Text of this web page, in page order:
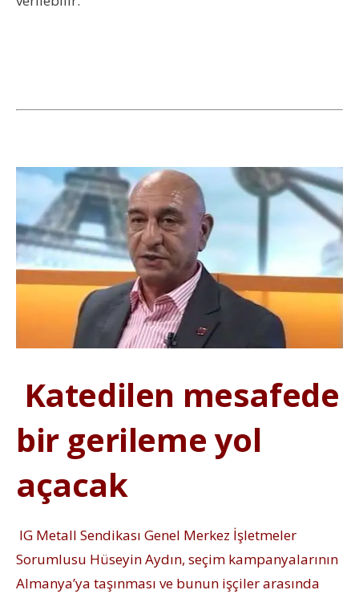
Katedilen mesafede
bir gerileme yol
açacak
IG Metall Sendikası Genel Merkez İşletmeler
Sorumlusu Hüseyin Aydın, seçim kampanyalarının
Almanya’ya taşınması ve bunun işçiler arasında